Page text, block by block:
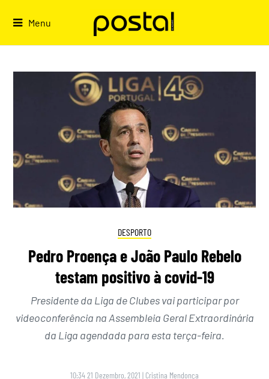
Menu
DESPORTO
Pedro Proença e João Paulo Rebelo
testam positivo à covid-19
Presidente da Liga de Clubes vai participar por
videoconferência na Assembleia Geral Extraordinária
da Liga agendada para esta terça-feira.
10:34 21 Dezembro, 2021 | Cristina Mendonça